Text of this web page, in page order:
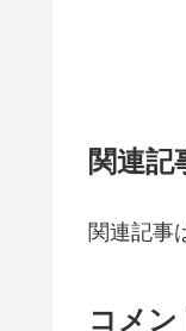
関連記
関連記事
コメン